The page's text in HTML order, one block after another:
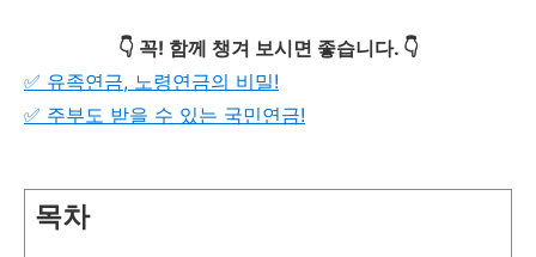
👇 꼭! 함께 챙겨 보시면 좋습니다. 👇
✅ 유족연금, 노령연금의 비밀!
✅ 주부도 받을 수 있는 국민연금!
목차